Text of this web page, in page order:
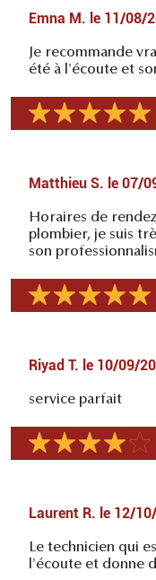
Emna M. le 11/08/
Je recommande
été à l'écoute et
Matthieu S. le 07/
Horaires de
plombier, je suis
son
Riyad T. le 10/09/
service parfait
Laurent R. le 12/
Le technicien qui
l'écoute et donne